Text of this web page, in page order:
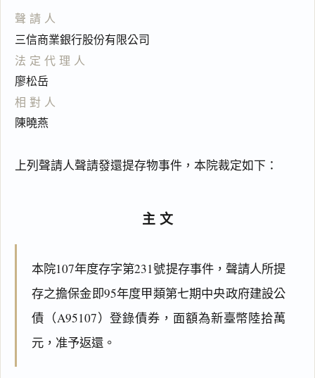
聲請人
三信商業銀行股份有限公司
法定代理人
廖松岳
相對人
陳曉燕
上列聲請人聲請發還提存物事件，本院裁定如下：
主文
本院107年度存字第231號提存事件，聲請人所提
存之擔保金即95年度甲類第七期中央政府建設公
債（A95107）登錄債券，面額為新臺幣陸拾萬
元，准予返還。